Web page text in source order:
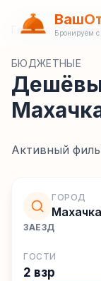
Бронируем
Главная
БЮДЖЕТНЫЕ
Активный
ГОРОД
ЗАЕЗД
ГОСТИ
2 взр